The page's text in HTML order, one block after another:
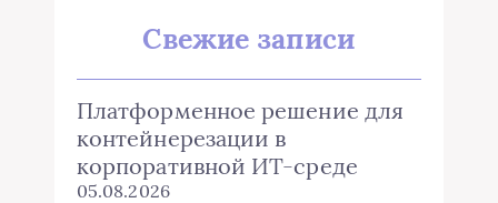
Свежие записи
Платформенное решение для
контейнерезации в
корпоративной ИТ-среде
05.08.2026